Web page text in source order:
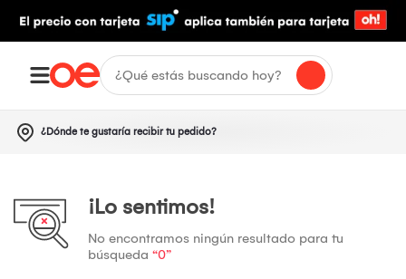
¿Dónde te gustaría recibir tu pedido?
¡Lo sentimos!
No encontramos ningún resultado para tu
búsqueda “0”